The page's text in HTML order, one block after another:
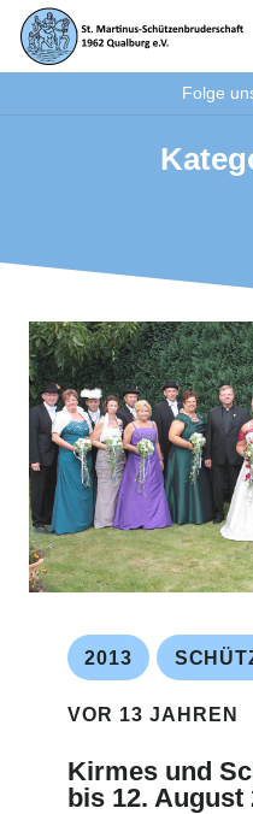
Folge
2013
VOR 13 JAHREN
Kirmes und
bis 12. August